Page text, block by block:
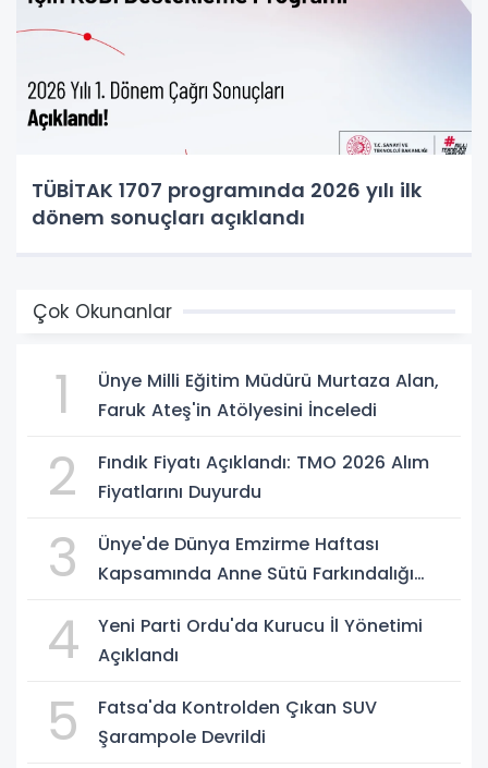
TÜBİTAK 1707 programında 2026 yılı ilk
dönem sonuçları açıklandı
Çok Okunanlar
1
Ünye Milli Eğitim Müdürü Murtaza Alan,
Faruk Ateş'in Atölyesini İnceledi
2
Fındık Fiyatı Açıklandı: TMO 2026 Alım
Fiyatlarını Duyurdu
3
Ünye'de Dünya Emzirme Haftası
Kapsamında Anne Sütü Farkındalığı
4
Yeni Parti Ordu'da Kurucu İl Yönetimi
Açıklandı
5
Fatsa'da Kontrolden Çıkan SUV
Şarampole Devrildi